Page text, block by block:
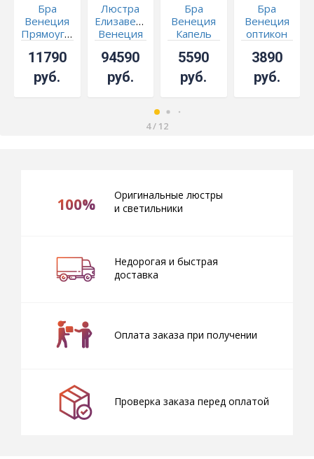
Бра
Венеция
Прямоугольник
бронзу
11790
руб.
Люстра
Елизавета
Венеция
94590
руб.
Бра
Венеция
Капель
5590
руб.
Бра
Венеция
оптикон
3890
руб.
4/ 12
100%
Оригинальные люстры
и светильники
Недорогая и быстрая
доставка
Оплата заказа при получении
Проверка заказа перед оплатой